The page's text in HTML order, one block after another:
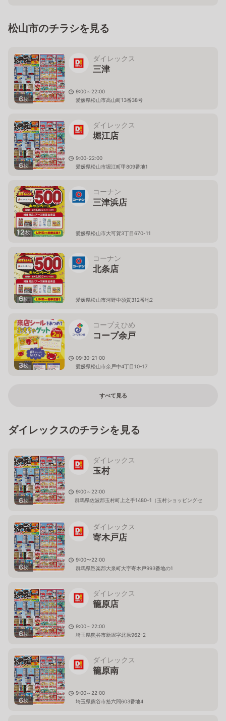
松山市のチラシを見る
6枚
ダイレックス
三津
9:00～22:00
愛媛県松山市高山町13番38号
6枚
ダイレックス
堀江店
9:00-22:00
愛媛県松山市堀江町甲809番地1
12枚
コーナン
三津浜店
愛媛県松山市大可賀3丁目670-11
6枚
コーナン
北条店
愛媛県松山市河野中須賀312番地2
3枚
コープえひめ
コープ余戸
09:30-21:00
愛媛県松山市余戸中4丁目10-17
すべて見る
ダイレックスのチラシを見る
6枚
ダイレックス
玉村
9:00～22:00
群馬県佐波郡玉村町上之手1480-1（玉村ショッピングセ
ンター内）
6枚
ダイレックス
寄木戸店
9:00〜22:00
群馬県邑楽郡大泉町大字寄木戸993番地の1
6枚
ダイレックス
籠原店
9:00～22:00
埼玉県熊谷市新堀字北原962-2
6枚
ダイレックス
籠原南
9:00～22:00
埼玉県熊谷市拾六間603番地4